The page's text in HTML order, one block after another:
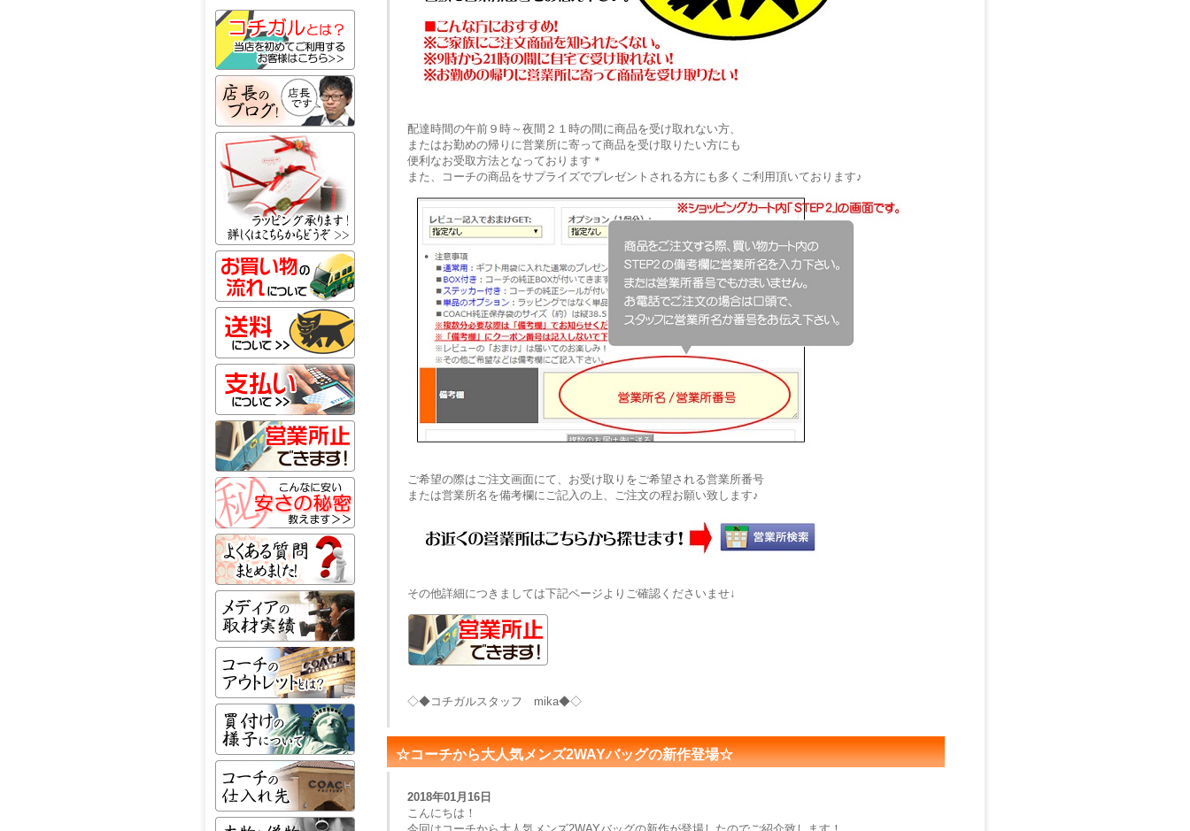
配達時間の午前９時～夜間２１時の間に商品を受け取れない方、
またはお勤めの帰りに営業所に寄って商品を受け取りたい方にも
便利なお受取方法となっております＊
また、コーチの商品をサプライズでプレゼントされる方にも多くご利用頂いております♪
ご希望の際はご注文画面にて、お受け取りをご希望される営業所番号
または営業所名を備考欄にご記入の上、ご注文の程お願い致します♪
その他詳細につきましては下記ページよりご確認くださいませ↓
◇◆コチガルスタッフ mika◆◇
☆コーチから大人気メンズ2WAYバッグの新作登場☆
2018年01月16日
こんにちは！